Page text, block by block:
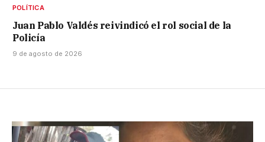
POLÍTICA
Juan Pablo Valdés reivindicó el rol social de la
Policía
9 de agosto de 2026